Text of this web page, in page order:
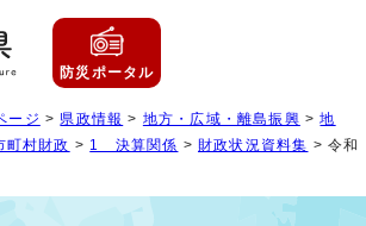
防災ポータル
ージ > 県政情報 > 地方・広域・離島振興 >地
町村財政 > 1 決算関係 >財政状況資料集 > 令和